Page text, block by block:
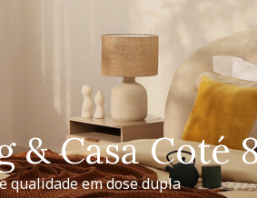
& Casa Coté
qualidade em dose dupla